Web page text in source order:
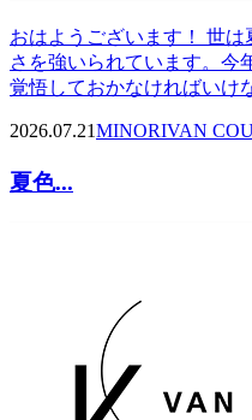
おはようございます！ 世
さを強いられています。今
覚悟しておかなければいけ
2026.07.21MINORIVAN
夏色...